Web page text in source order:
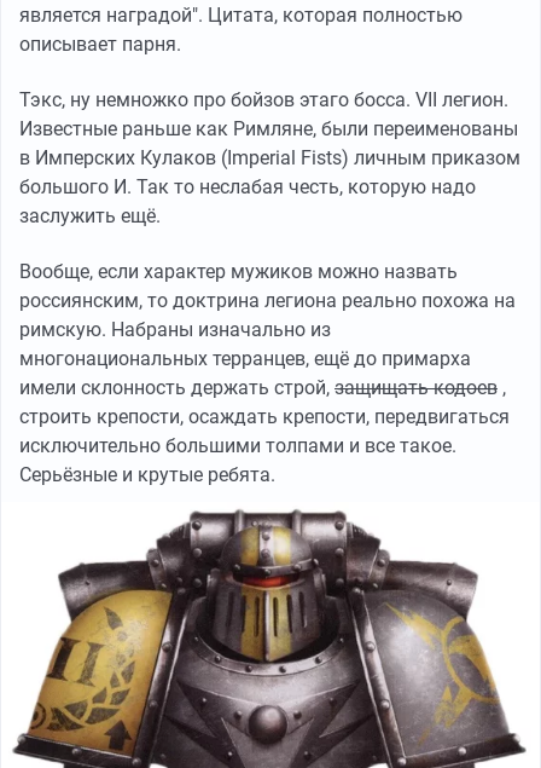
является наградой". Цитата, которая полностью
описывает парня.
Тэкс, ну немножко про бойзов этаго босса. VII легион.
Известные раньше как Римляне, были переименованы
в Имперских Кулаков (Imperial Fists) личным приказом
большого И. Так то неслабая честь, которую надо
заслужить ещё.
Вообще, если характер мужиков можно назвать
россиянским, то доктрина легиона реально похожа на
римскую. Набраны изначально из
многонациональных терранцев, ещё до примарха
имели склонность держать строй, защищать кодоев ,
строить крепости, осаждать крепости, передвигаться
исключительно большими толпами и все такое.
Серьёзные и крутые ребята.